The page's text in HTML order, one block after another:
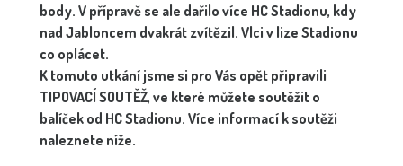
body. V přípravě se ale dařilo více HC Stadionu, kdy
nad Jabloncem dvakrát zvítězil. Vlci v lize Stadionu
co oplácet.
K tomuto utkání jsme si pro Vás opět připravili
TIPOVACÍ SOUTĚŽ, ve které můžete soutěžit o
balíček od HC Stadionu. Více informací k soutěži
naleznete níže.